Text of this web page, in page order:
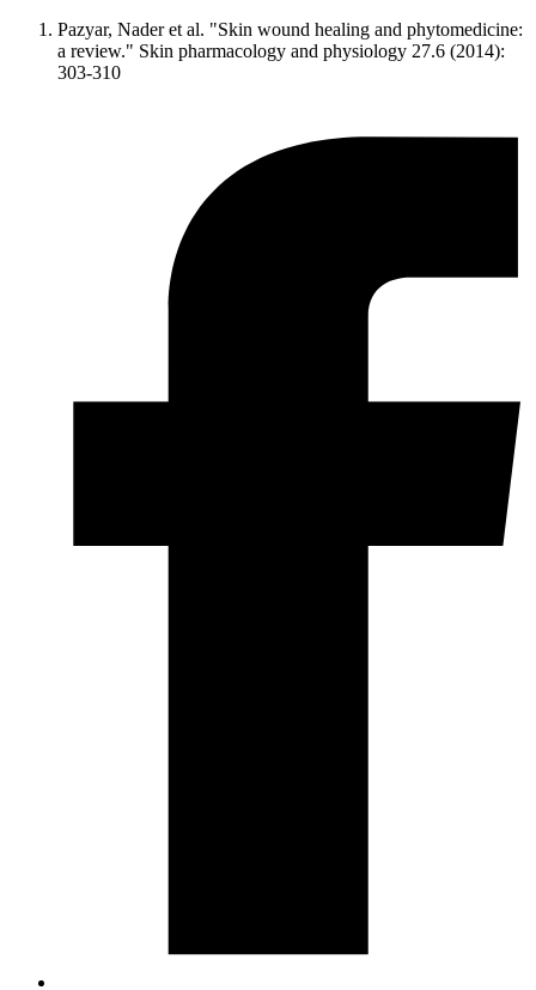
Pazyar, Nader et al. "Skin wound healing and phytomedicine:
a review." Skin pharmacology and physiology 27.6 (2014):
303-310